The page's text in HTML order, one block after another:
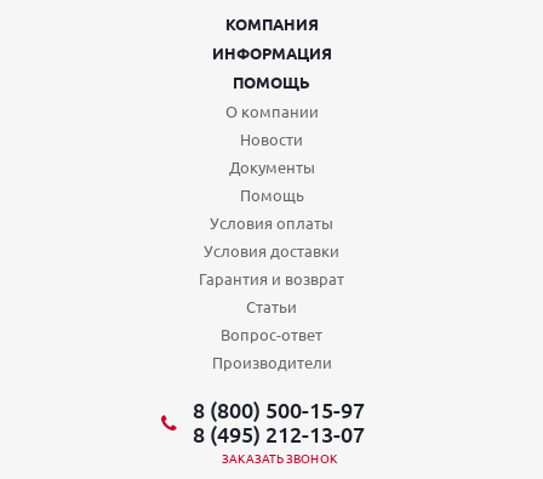
КОМПАНИЯ
ИНФОРМАЦИЯ
ПОМОЩЬ
О компании
Новости
Документы
Помощь
Условия оплаты
Условия доставки
Гарантия и возврат
Статьи
Вопрос-ответ
Производители
8 (800) 500-15-97
8 (495) 212-13-07
ЗАКАЗАТЬ ЗВОНОК